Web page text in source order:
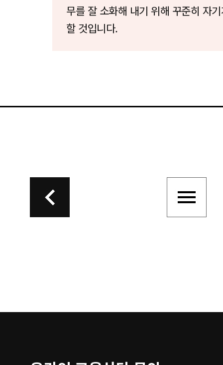
무를 잘 소화해 내기 위해 꾸준히 자
할 것입니다.